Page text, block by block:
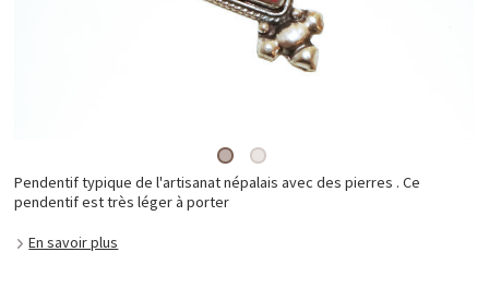
Pendentif typique de l'artisanat népalais avec des pierres . Ce
pendentif est très léger à porter
En savoir plus